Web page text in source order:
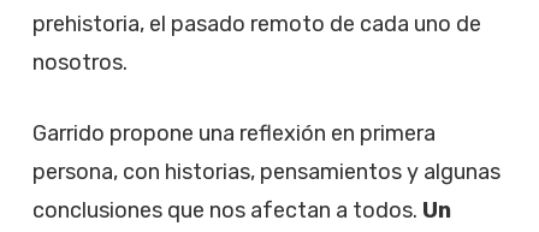
prehistoria, el pasado remoto de cada uno de
nosotros.
Garrido propone una reflexión en primera
persona, con historias, pensamientos y algunas
conclusiones que nos afectan a todos. Un